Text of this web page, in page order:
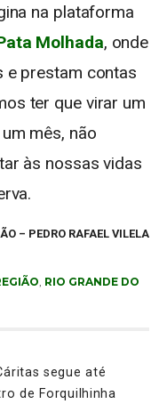
na plataforma
Molhada, onde
e prestam contas
ter que virar um
mês, não
às nossas vidas
– PEDRO RAFAEL VILELA
RIO GRANDE DO
segue até
de Forquilhinha